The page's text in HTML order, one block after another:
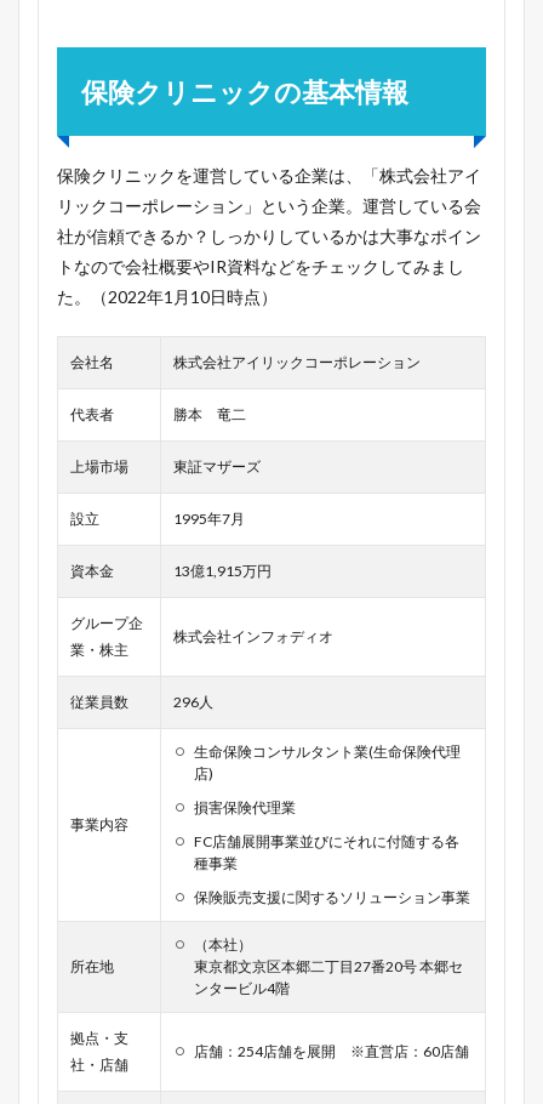
保険クリニックの基本情報
保険クリニックを運営している企業は、「株式会社アイ
リックコーポレーション」という企業。運営している会
社が信頼できるか？しっかりしているかは大事なポイン
トなので会社概要やIR資料などをチェックしてみまし
た。（2022年1月10日時点）
会社名 株式会社アイリックコーポレーション
代表者 勝本 竜二
上場市場 東証マザーズ
設立 1995年7月
資本金 13億1,915万円
グループ企
業・株主
株式会社インフォディオ
従業員数 296人
事業内容
生命保険コンサルタント業(生命保険代理
店)
損害保険代理業
FC店舗展開事業並びにそれに付随する各
種事業
保険販売支援に関するソリューション事業
所在地
（本社）
東京都文京区本郷二丁目27番20号 本郷セ
ンタービル4階
拠点・支
社・店舗
店舗：254店舗を展開 ※直営店：60店舗